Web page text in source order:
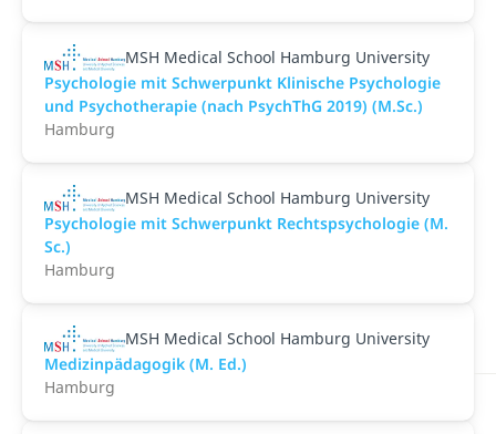
MSH Medical School Hamburg University
Psychologie mit Schwerpunkt Klinische Psychologie
und Psychotherapie (nach PsychThG 2019) (M.Sc.)
Hamburg
MSH Medical School Hamburg University
Psychologie mit Schwerpunkt Rechtspsychologie (M.
Sc.)
Hamburg
MSH Medical School Hamburg University
Medizinpädagogik (M. Ed.)
Hamburg